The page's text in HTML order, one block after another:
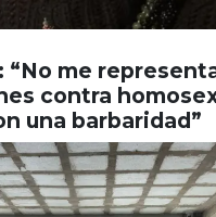
“No me
contra
una barbaridad”